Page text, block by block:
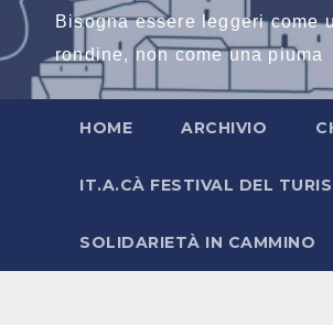
Bisogna essere leggeri come
rondine, non come una piuma
HOME ARCHIVIO
IT.A.CÀ FESTIVAL DEL
SOLIDARIETÀ IN CAMMINO